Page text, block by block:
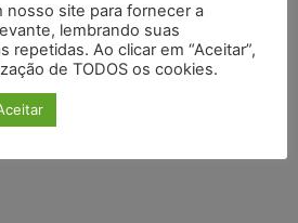
nosso site para fornecer a
lembrando suas
repetidas. Ao clicar em “Aceitar”,
de TODOS os cookies.